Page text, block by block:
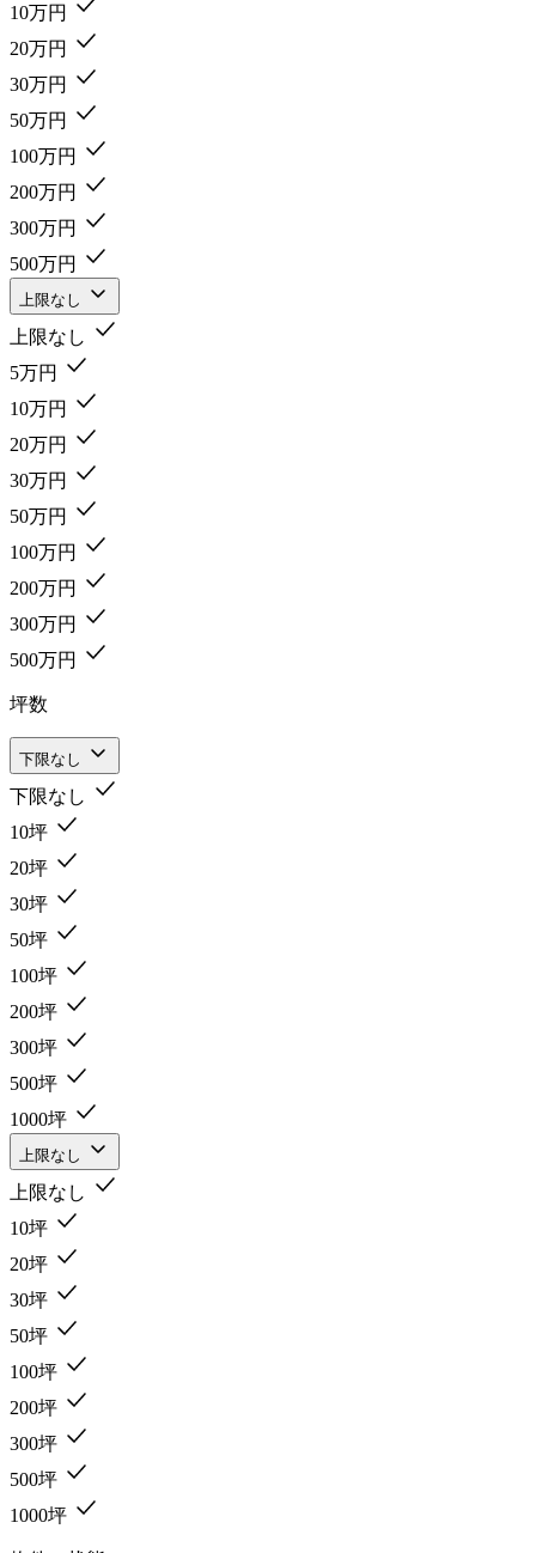
10万円
20万円
30万円
50万円
100万円
200万円
300万円
500万円
上限なし
上限なし
5万円
10万円
20万円
30万円
50万円
100万円
200万円
300万円
500万円
坪数
下限なし
下限なし
10坪
20坪
30坪
50坪
100坪
200坪
300坪
500坪
1000坪
上限なし
上限なし
10坪
20坪
30坪
50坪
100坪
200坪
300坪
500坪
1000坪